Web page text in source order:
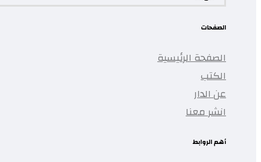
الصفحات
الصفحة الرئيسية
الكتب
عن الدار
انشر معنا
أهم الروابط